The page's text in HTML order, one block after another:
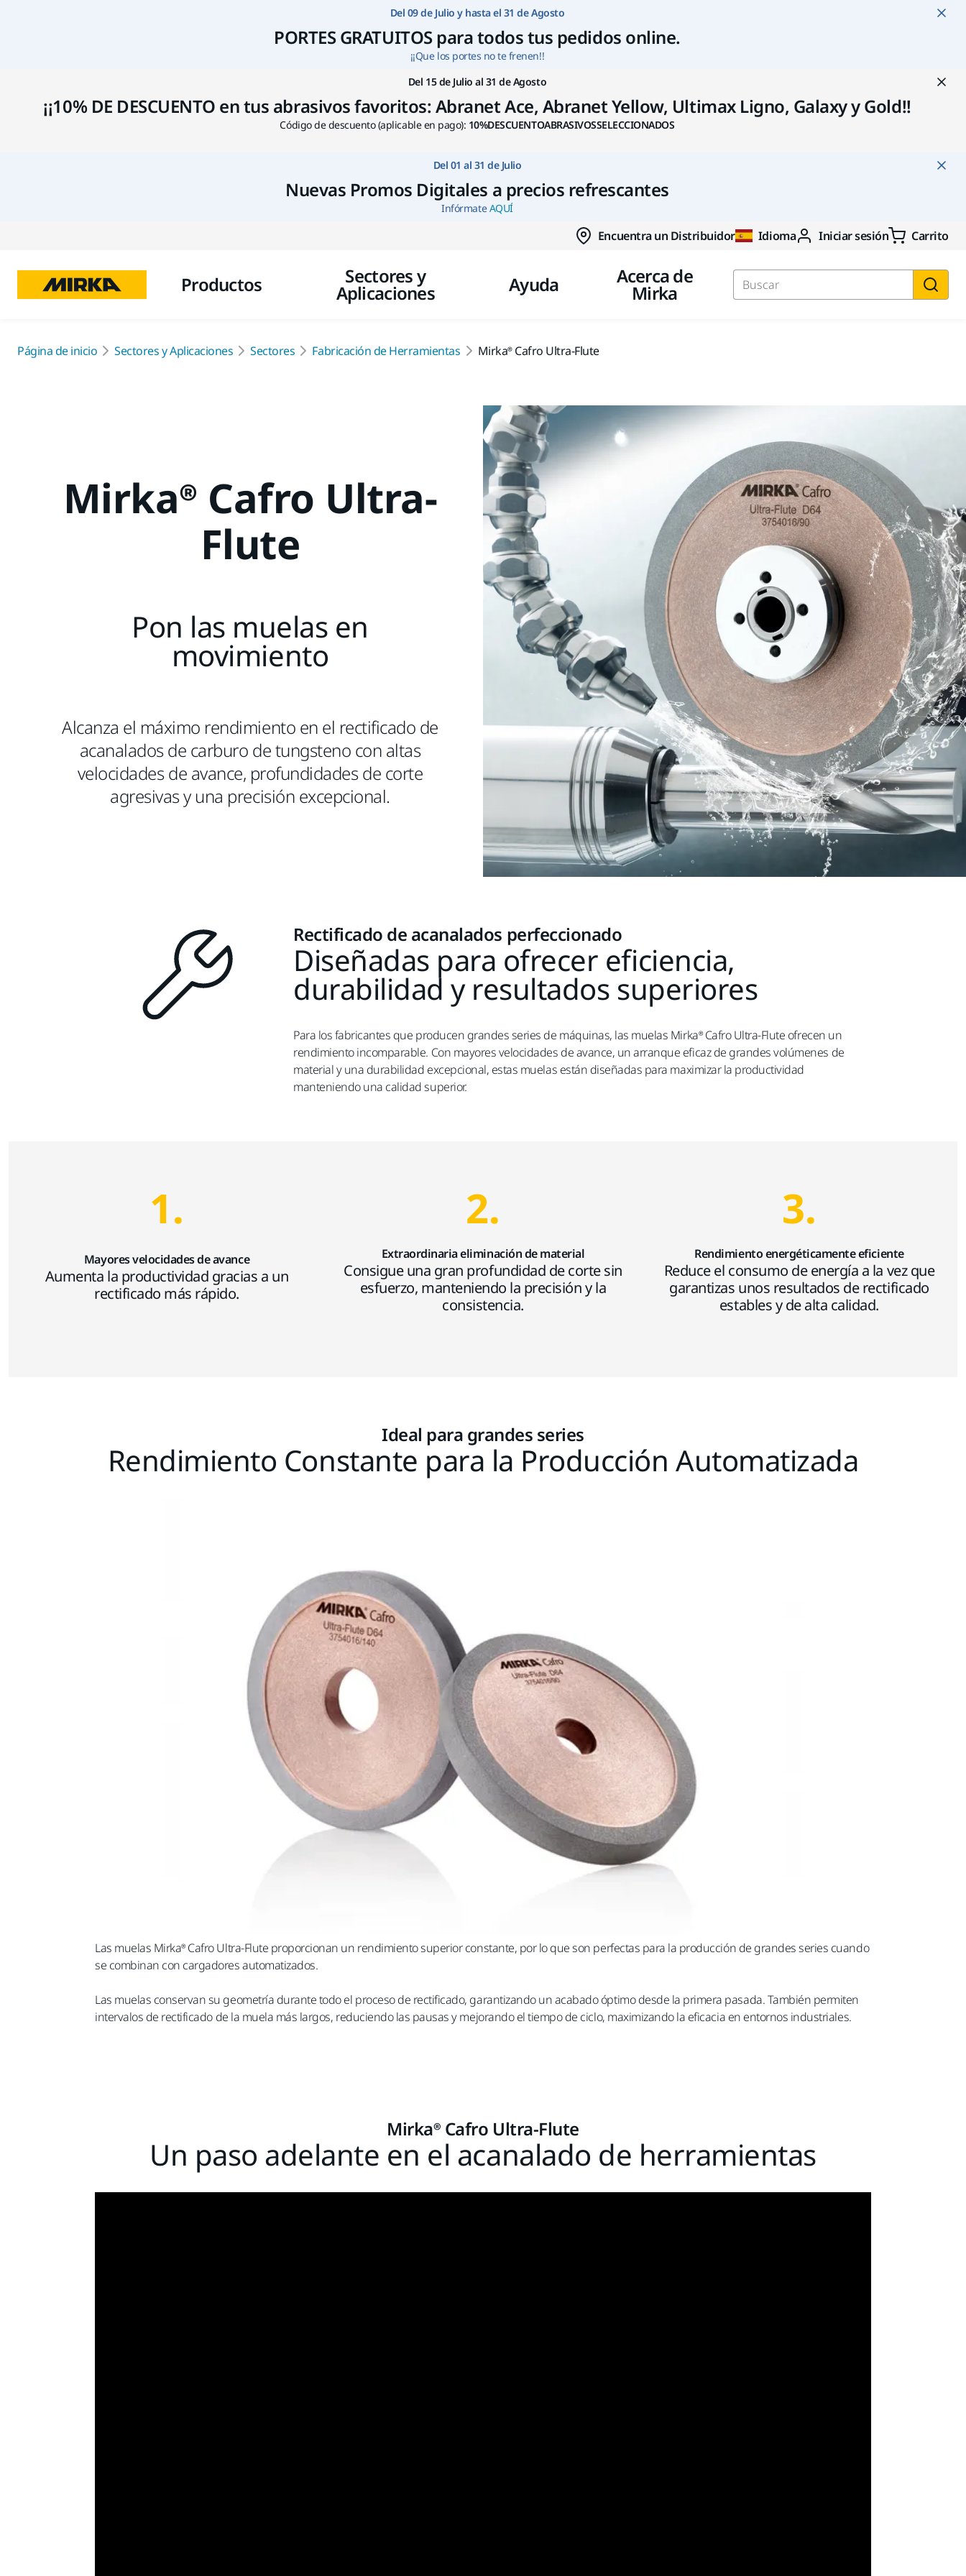
Ir a contenido
Del 09 de Julio y hasta el 31 de Agosto
PORTES GRATUITOS para todos tus pedidos online.
¡¡Que los portes no te frenen!!
Del 15 de Julio al 31 de Agosto
¡¡10% DE DESCUENTO en tus abrasivos favoritos: Abranet Ace, Abranet Yellow, Ultimax Ligno, Galaxy y Gold!!
Código de descuento (aplicable en pago): 10%DESCUENTOABRASIVOSSELECCIONADOS
Del 01 al 31 de Julio
Nuevas Promos Digitales a precios refrescantes
InfórmateAQUÍ
Encuentra un Distribuidor Idioma Iniciar sesión Carrito
Productos Sectores y
Aplicaciones Ayuda Acerca de
Mirka Buscar
Página de inicio Sectores y Aplicaciones Sectores Fabricación de Herramientas Mirka® Cafro Ultra-Flute
Mirka® Cafro Ultra-
Flute
Pon las muelas en
movimiento
Alcanza el máximo rendimiento en el rectificado de
acanalados de carburo de tungsteno con altas
velocidades de avance, profundidades de corte
agresivas y una precisión excepcional.
Rectificado de acanalados perfeccionado
Diseñadas para ofrecer eficiencia,
durabilidad y resultados superiores
Para los fabricantes que producen grandes series de máquinas, las muelas Mirka® Cafro Ultra-Flute ofrecen un
rendimiento incomparable. Con mayores velocidades de avance, un arranque eficaz de grandes volúmenes de
material y una durabilidad excepcional, estas muelas están diseñadas para maximizar la productividad
manteniendo una calidad superior.
1.
Mayores velocidades de avance
Aumenta la productividad gracias a un
rectificado más rápido.
2.
Extraordinaria eliminación de material
Consigue una gran profundidad de corte sin
esfuerzo, manteniendo la precisión y la
consistencia.
3.
Rendimiento energéticamente eficiente
Reduce el consumo de energía a la vez que
garantizas unos resultados de rectificado
estables y de alta calidad.
Ideal para grandes series
Rendimiento Constante para la Producción Automatizada
Las muelas Mirka® Cafro Ultra-Flute proporcionan un rendimiento superior constante, por lo que son perfectas para la producción de grandes series cuando
se combinan con cargadores automatizados.
Las muelas conservan su geometría durante todo el proceso de rectificado, garantizando un acabado óptimo desde la primera pasada. También permiten
intervalos de rectificado de la muela más largos, reduciendo las pausas y mejorando el tiempo de ciclo, maximizando la eficacia en entornos industriales.
Mirka® Cafro Ultra-Flute
Un paso adelante en el acanalado de herramientas